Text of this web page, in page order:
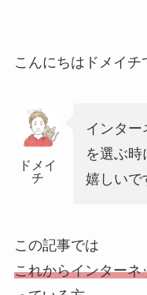
こんにちはドメイチ
ドメイ
チ
インタ
を選ぶ
嬉しいで
この記事では
これからインター